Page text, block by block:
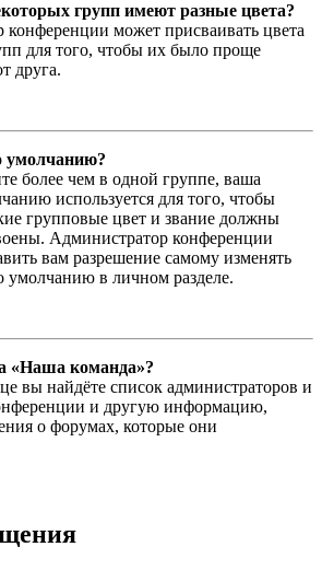
групп имеют разные цвета?
конференции может присваивать цвета
для того, чтобы их было проще
друга.
умолчанию?
более чем в одной группе, ваша
используется для того, чтобы
групповые цвет и звание должны
Администратор конференции
вам разрешение самому изменять
умолчанию в личном разделе.
«Наша команда»?
вы найдёте список администраторов и
и другую информацию,
о форумах, которые они